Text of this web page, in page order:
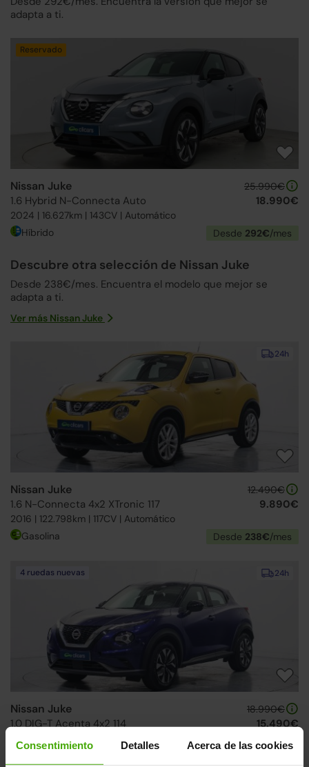
Consentimiento Detalles Acerca de las cookies
adapta a ti.
Reservado
Nissan Juke
1.6 Hybrid N-Connecta Auto
2024 | 16.627km | 143CV | Automático
25.990€
18.990€
Híbrido Desde 292€/mes
Descubre otra selección de Nissan Juke
Desde 238€/mes. Encuentra el modelo que mejor se
adapta a ti.
Ver más Nissan Juke
24h
Nissan Juke
1.6 N-Connecta 4x2 XTronic 117
2016 | 122.798km | 117CV | Automático
12.490€
9.890€
Gasolina Desde 238€/mes
24h
4 ruedas nuevas
Nissan Juke
1.0 DIG-T Acenta 4x2 114
18.990€
15.490€